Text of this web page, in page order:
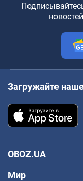
Загружайте
OBOZ.UA
Мир